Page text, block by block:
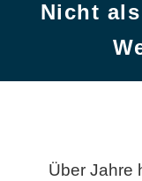
Nicht
Über Jahre